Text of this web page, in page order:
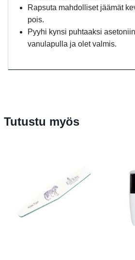
Rapsuta mahdolliset jäämät
pois.
Pyyhi kynsi puhtaaksi
vanulapulla ja olet valmis.
Tutustu myös